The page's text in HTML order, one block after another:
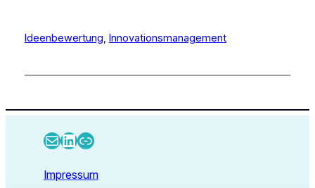
Ideenbewertung Innovationsmanagement
E-Mail LinkedIn Link
Impressum